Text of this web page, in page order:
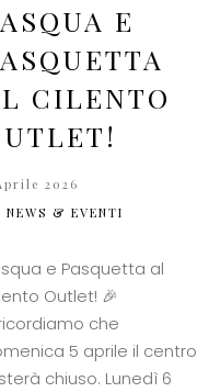
E
CILENTO
2026
NEWS & EVENTI
e Pasquetta al
Outlet! 🎉
che
5 aprile il centro
chiuso. Lunedì 6